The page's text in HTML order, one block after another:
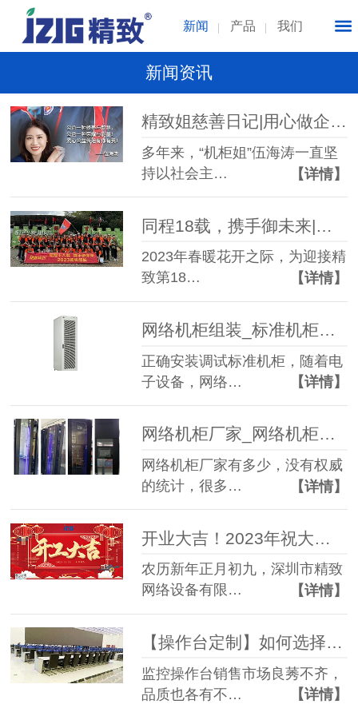
新闻 产品 我们
新闻资讯
精致姐慈善日记|用心做企业，用爱做慈善
多年来，“机柜姐”伍海涛一直坚
持以社会主…
【详情】
2023年春暖花开之际，为迎接精
致第18…
【详情】
网络机柜组装_标准机柜安装与调试-精致森蓝机柜
正确安装调试标准机柜，随着电
子设备，网络…
【详情】
网络机柜厂家_网络机柜生产定制厂家-精致森蓝机柜
网络机柜厂家有多少，没有权威
的统计，很多…
【详情】
农历新年正月初九，深圳市精致
网络设备有限…
【详情】
【操作台定制】如何选择合适的操作台型号
监控操作台销售市场良莠不齐，
品质也各有不…
【详情】